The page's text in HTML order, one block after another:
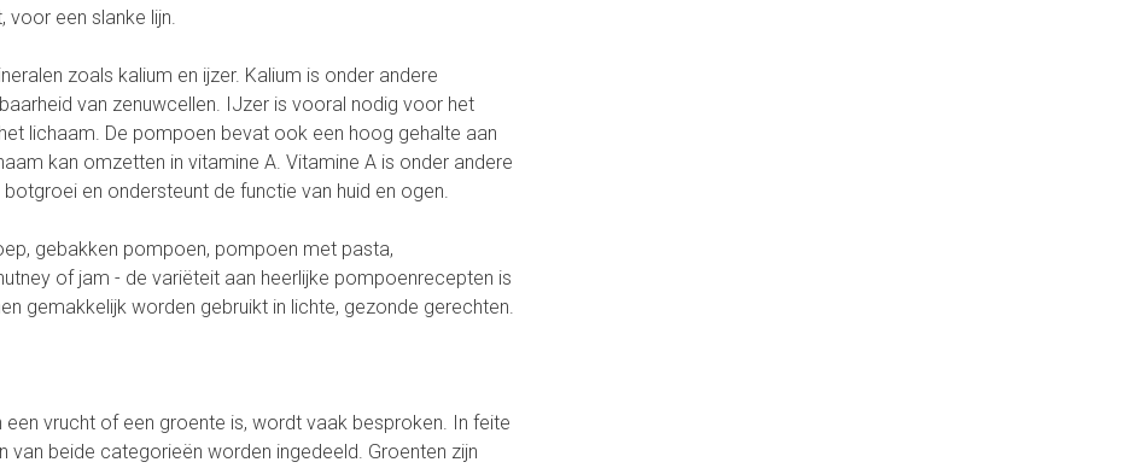
voor een slanke lijn.
zoals kalium en ijzer. Kalium is onder andere
van zenuwcellen. IJzer is vooral nodig voor het
lichaam. De pompoen bevat ook een hoog gehalte aan
kan omzetten in vitamine A. Vitamine A is onder andere
en ondersteunt de functie van huid en ogen.
gebakken pompoen, pompoen met pasta,
of jam - de variëteit aan heerlijke pompoenrecepten is
gemakkelijk worden gebruikt in lichte, gezonde gerechten.
vrucht of een groente is, wordt vaak besproken. In feite
van beide categorieën worden ingedeeld. Groenten zijn